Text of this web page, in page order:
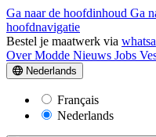
Ga naar de hoofdinhoud Ga
hoofdnavigatie
Bestel je maatwerk via
Over Modde Nieuws Jobs
Nederlands
Français
Nederlands